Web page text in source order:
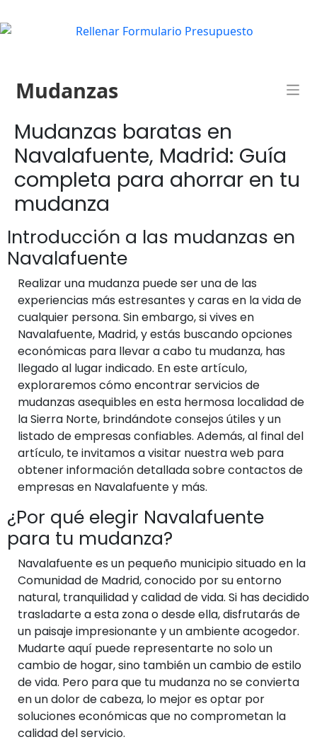
Mudanzas
Mudanzas baratas en
Navalafuente, Madrid: Guía
completa para ahorrar en tu
mudanza
Introducción a las mudanzas en
Navalafuente
Realizar una mudanza puede ser una de las
experiencias más estresantes y caras en la vida de
cualquier persona. Sin embargo, si vives en
Navalafuente, Madrid, y estás buscando opciones
económicas para llevar a cabo tu mudanza, has
llegado al lugar indicado. En este artículo,
exploraremos cómo encontrar servicios de
mudanzas asequibles en esta hermosa localidad de
la Sierra Norte, brindándote consejos útiles y un
listado de empresas confiables. Además, al final del
artículo, te invitamos a visitar nuestra web para
obtener información detallada sobre contactos de
empresas en Navalafuente y más.
¿Por qué elegir Navalafuente
para tu mudanza?
Navalafuente es un pequeño municipio situado en la
Comunidad de Madrid, conocido por su entorno
natural, tranquilidad y calidad de vida. Si has decidido
trasladarte a esta zona o desde ella, disfrutarás de
un paisaje impresionante y un ambiente acogedor.
Mudarte aquí puede representarte no solo un
cambio de hogar, sino también un cambio de estilo
de vida. Pero para que tu mudanza no se convierta
en un dolor de cabeza, lo mejor es optar por
soluciones económicas que no comprometan la
calidad del servicio.